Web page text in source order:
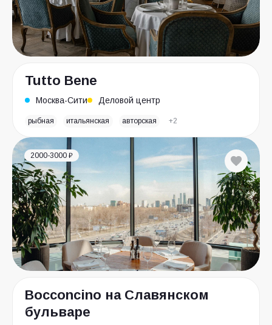
Tutto Bene
Москва-Сити Деловой центр
рыбная итальянская авторская +2
2000-3000 ₽
Bocconcino на Славянском
бульваре